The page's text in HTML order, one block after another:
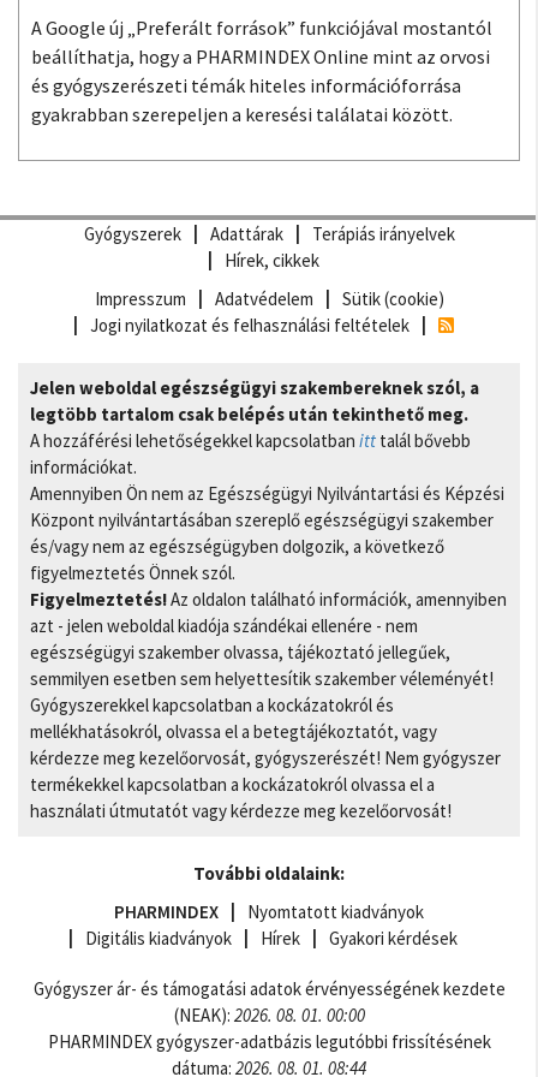
A Google új „Preferált források” funkciójával mostantól
beállíthatja, hogy a PHARMINDEX Online mint az orvosi
és gyógyszerészeti témák hiteles információforrása
gyakrabban szerepeljen a keresési találatai között.
Gyógyszerek Adattárak
Terápiás irányelvek
Hírek, cikkek
Impresszum
Adatvédelem
Sütik (cookie)
Jogi nyilatkozat és felhasználási feltételek
Jelen weboldal egészségügyi szakembereknek szól, a
legtöbb tartalom csak belépés után tekinthető meg.
A hozzáférési lehetőségekkel kapcsolatban itt talál bővebb
információkat.
Amennyiben Ön nem az Egészségügyi Nyilvántartási és Képzési
Központ nyilvántartásában szereplő egészségügyi szakember
és/vagy nem az egészségügyben dolgozik, a következő
figyelmeztetés Önnek szól.
Figyelmeztetés!Az oldalon található információk, amennyiben
azt - jelen weboldal kiadója szándékai ellenére - nem
egészségügyi szakember olvassa, tájékoztató jellegűek,
semmilyen esetben sem helyettesítik szakember véleményét!
Gyógyszerekkel kapcsolatban a kockázatokról és
mellékhatásokról, olvassa el a betegtájékoztatót, vagy
kérdezze meg kezelőorvosát, gyógyszerészét! Nem gyógyszer
termékekkel kapcsolatban a kockázatokról olvassa el a
használati útmutatót vagy kérdezze meg kezelőorvosát!
További oldalaink:
PHARMINDEX
Nyomtatott kiadványok
Digitális kiadványok
Hírek Gyakori kérdések
Gyógyszer ár- és támogatási adatok érvényességének kezdete
(NEAK): 2026. 08. 01. 00:00
PHARMINDEX gyógyszer-adatbázis legutóbbi frissítésének
dátuma: 2026. 08. 01. 08:44